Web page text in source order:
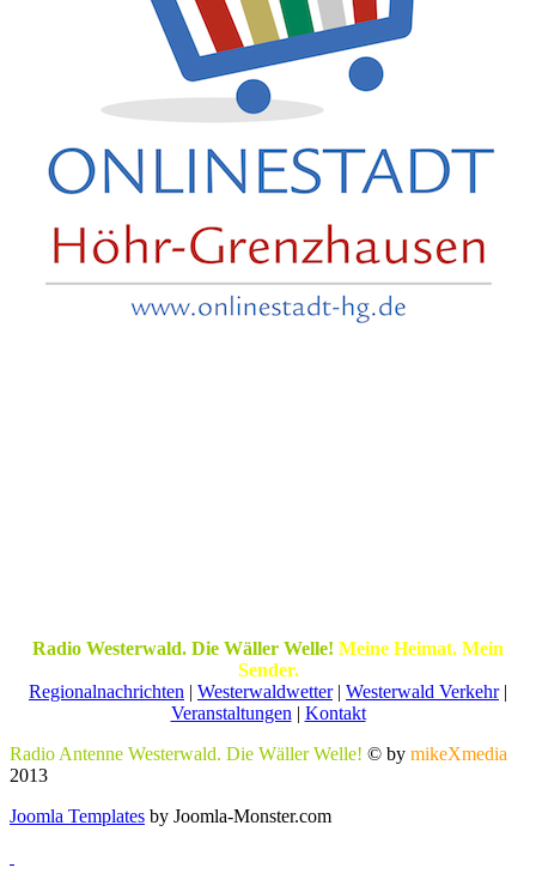
Radio Westerwald. Die Wäller Welle! Meine Heimat. Mein
Sender.
Regionalnachrichten | Westerwaldwetter| Westerwald Verkehr|
Veranstaltungen | Kontakt
Radio Antenne Westerwald. Die Wäller Welle! © by mikeXmedia
2013
Joomla Templates by Joomla-Monster.com